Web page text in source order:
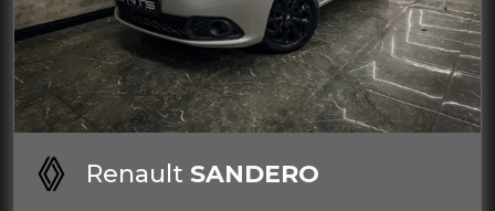
Renault SANDERO